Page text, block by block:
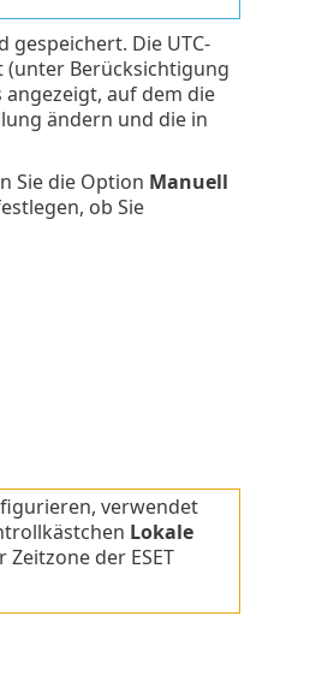
gespeichert. Die UTC-
(unter Berücksichtigung
angezeigt, auf dem die
ändern und die in
Sie die Option Manuell
ob Sie
verwendet
Lokale
der ESET